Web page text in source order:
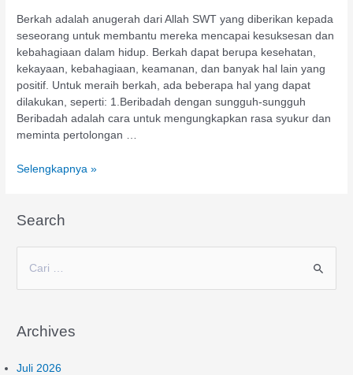
Berkah adalah anugerah dari Allah SWT yang diberikan kepada
seseorang untuk membantu mereka mencapai kesuksesan dan
kebahagiaan dalam hidup. Berkah dapat berupa kesehatan,
kekayaan, kebahagiaan, keamanan, dan banyak hal lain yang
positif. Untuk meraih berkah, ada beberapa hal yang dapat
dilakukan, seperti: 1.Beribadah dengan sungguh-sungguh
Beribadah adalah cara untuk mengungkapkan rasa syukur dan
meminta pertolongan …
Selengkapnya »
Search
a
iArchives
Juli 2026